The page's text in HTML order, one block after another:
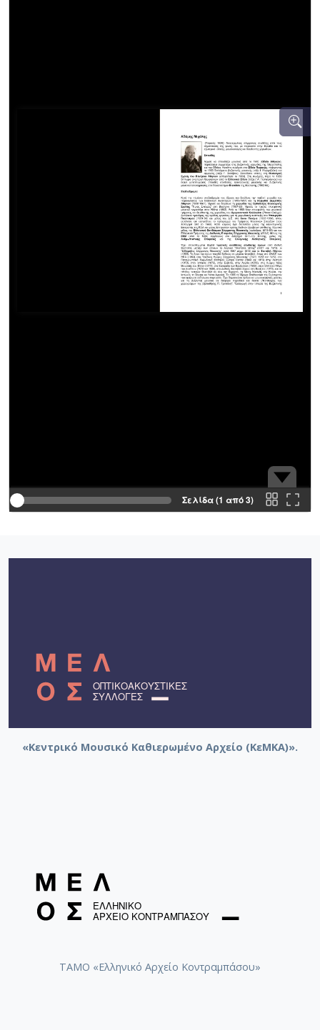
Σελίδα (1 από 3)
«Κεντρικό Μουσικό Καθιερωμένο Αρχείο (ΚεΜΚΑ)».
ΤΑΜΟ «Ελληνικό Αρχείο Κοντραμπάσου»